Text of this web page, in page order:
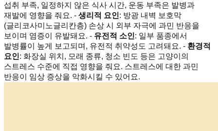
섭취 부족, 일정하지 않은 식사 시간, 운동 부족은 발병과
재발에 영향을 줘요. - 생리적 요인: 방광 내벽 보호막
(글리코사미노글리칸층) 손상 시 외부 자극에 과민 반응을
보이며 염증이 유발돼요. - 유전적 소인: 일부 품종에서
발병률이 높게 보고되며, 유전적 취약성도 고려돼요. - 환경적
요인: 화장실 위치, 모래 종류, 청소 빈도 등은 고양이의
스트레스 수준에 직접 영향을 줘요. 스트레스에 대한 과민
반응이 임상 증상을 악화시킬 수 있어요.